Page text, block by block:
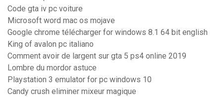
Code gta iv pc voiture
Microsoft word mac os mojave
Google chrome télécharger for windows 8.1 64 bit english
King of avalon pc italiano
Comment avoir de largent sur gta 5 ps4 online 2019
Lombre du mordor astuce
Playstation 3 emulator for pc windows 10
Candy crush eliminer mixeur magique